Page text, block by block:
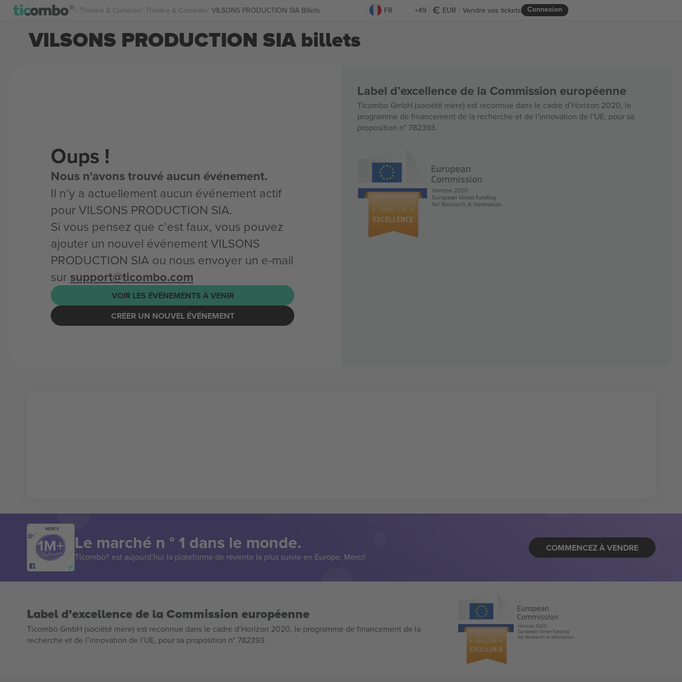
Théâtre & Comédie Théâtre & Comédie VILSONS PRODUCTION SIA Billets FR +49 EUR Connexion
Vendre vos tickets
VILSONS PRODUCTION SIA billets
Oups !
Nous n'avons trouvé aucun événement.
Il n’y a actuellement aucun événement actif
pour VILSONS PRODUCTION SIA.
Si vous pensez que c’est faux, vous pouvez
ajouter un nouvel événement VILSONS
PRODUCTION SIA ou nous envoyer un e-mail
sur support@ticombo.com
VOIR LES ÉVÉNEMENTS À VENIR
CRÉER UN NOUVEL ÉVÉNEMENT
Label d’excellence de la Commission européenne
Ticombo GmbH (société mère) est reconnue dans le cadre d’Horizon 2020, le
programme de financement de la recherche et de l’innovation de l’UE, pour sa
proposition n° 782393.
MERCI!
Le marché n ° 1 dans le monde.
Ticombo® est aujourd’hui la plateforme de revente la plus suivie en Europe. Merci!
COMMENCEZ À VENDRE
Label d’excellence de la Commission européenne
Ticombo GmbH (société mère) est reconnue dans le cadre d’Horizon 2020, le programme de financement de la
recherche et de l’innovation de l’UE, pour sa proposition n° 782393.